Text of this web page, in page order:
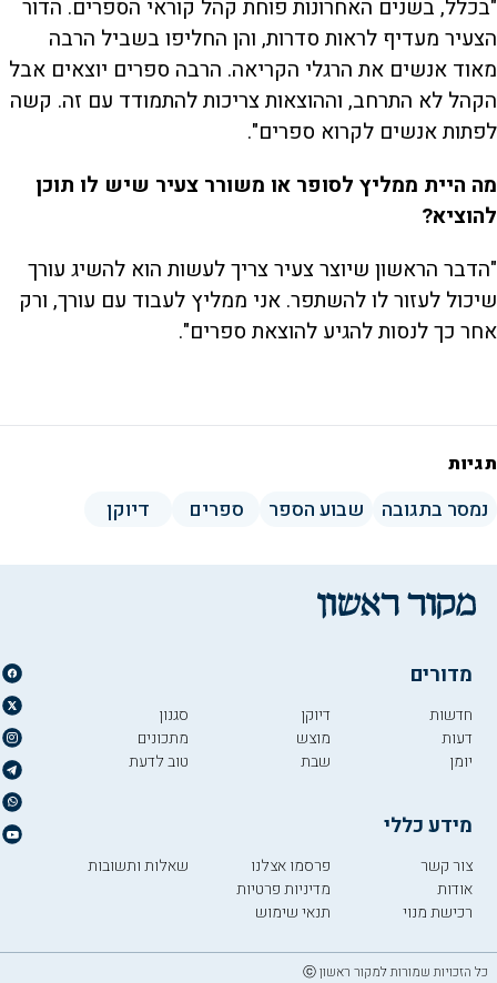
"בכלל, בשנים האחרונות פוחת קהל קוראי הספרים. הדור
הצעיר מעדיף לראות סדרות, והן החליפו בשביל הרבה
מאוד אנשים את הרגלי הקריאה. הרבה ספרים יוצאים אבל
הקהל לא התרחב, וההוצאות צריכות להתמודד עם זה. קשה
לפתות אנשים לקרוא ספרים".
מה היית ממליץ לסופר או משורר צעיר שיש לו תוכן
להוציא?
"הדבר הראשון שיוצר צעיר צריך לעשות הוא להשיג עורך
שיכול לעזור לו להשתפר. אני ממליץ לעבוד עם עורך, ורק
אחר כך לנסות להגיע להוצאת ספרים".
תגיות
נמסר בתגובה שבוע הספר ספרים דיוקן
מדורים
חדשות
דעות
יומן
דיוקן
מוצש
שבת
סגנון
מתכונים
טוב לדעת
מידע כללי
צור קשר
אודות
רכישת מנוי
פרסמו אצלנו
מדיניות פרטיות
תנאי שימוש
שאלות ותשובות
כל הזכויות שמורות למקור ראשון ⓒ